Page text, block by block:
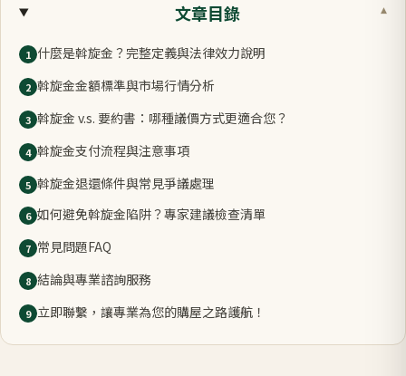
文章目錄 ▾
1 什麼是斡旋金？完整定義與法律效力說明
2 斡旋金金額標準與市場行情分析
3 斡旋金 v.s. 要約書：哪種議價方式更適合您？
4 斡旋金支付流程與注意事項
5 斡旋金退還條件與常見爭議處理
6 如何避免斡旋金陷阱？專家建議檢查清單
7 常見問題FAQ
8 結論與專業諮詢服務
9 立即聯繫，讓專業為您的購屋之路護航！